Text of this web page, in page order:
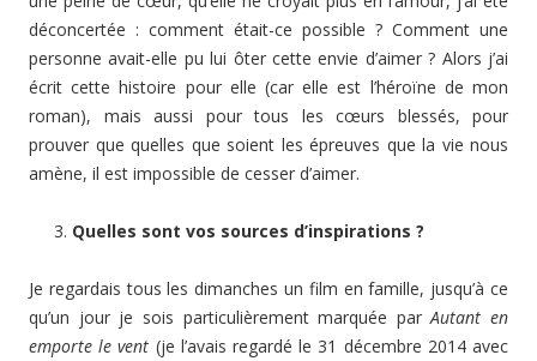
déconcertée : comment était-ce possible ? Comment une
personne avait-elle pu lui ôter cette envie d’aimer ? Alors j’ai
écrit cette histoire pour elle (car elle est l’héroïne de mon
roman), mais aussi pour tous les cœurs blessés, pour
prouver que quelles que soient les épreuves que la vie nous
amène, il est impossible de cesser d’aimer.
Quelles sont vos sources d’inspirations ?
Je regardais tous les dimanches un film en famille, jusqu’à ce
qu’un jour je sois particulièrement marquée parAutant en
emporte le vent (je l’avais regardé le 31 décembre 2014 avec